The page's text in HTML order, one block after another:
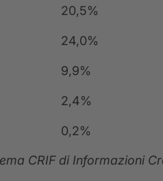
20,5%
24,0%
9,9%
2,4%
0,2%
CRIF di Informazioni